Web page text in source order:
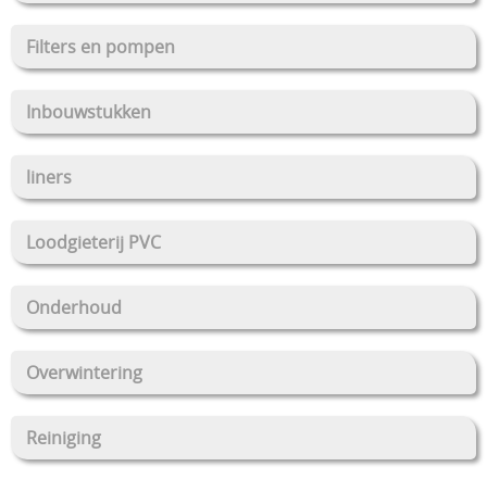
Filters en pompen
Inbouwstukken
liners
Loodgieterij PVC
Onderhoud
Overwintering
Reiniging